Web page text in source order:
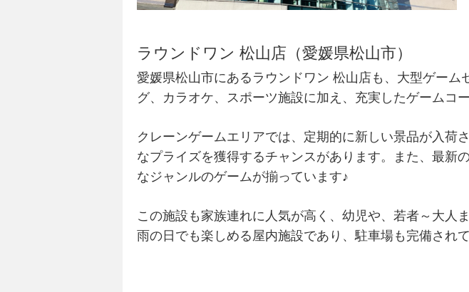
ラウンドワン 松山店（愛媛県松山市）
愛媛県松山市にあるラウンドワン 松山店も、大型ゲー
グ、カラオケ、スポーツ施設に加え、充実したゲームコ
クレーンゲームエリアでは、定期的に新しい景品が入荷
なプライズを獲得するチャンスがあります。また、最新
なジャンルのゲームが揃っています♪
この施設も家族連れに人気が高く、幼児や、若者～大人
雨の日でも楽しめる屋内施設であり、駐車場も完備され